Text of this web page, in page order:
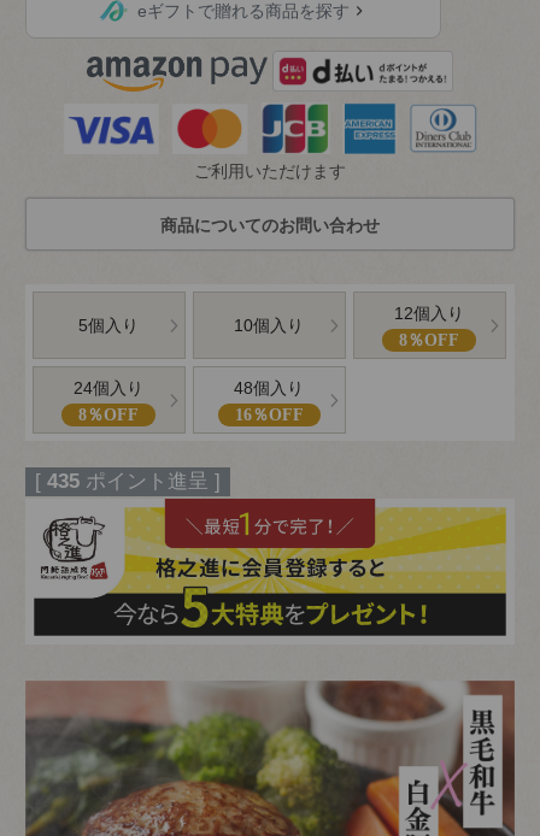
eギフトで贈れる商品を探す
ご利用いただけます
5個入り 10個入り
12個入り
8％OFF
24個入り
8％OFF
48個入り
16％OFF
[ 435 ポイント進呈 ]